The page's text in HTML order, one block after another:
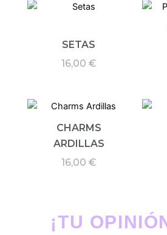
SETAS
16,00 €
CHARMS
ARDILLAS
16,00 €
¡TU